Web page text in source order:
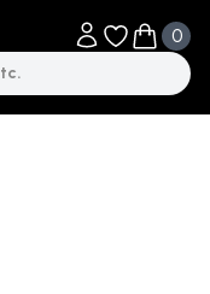
Obiecte în
0
Obiecte